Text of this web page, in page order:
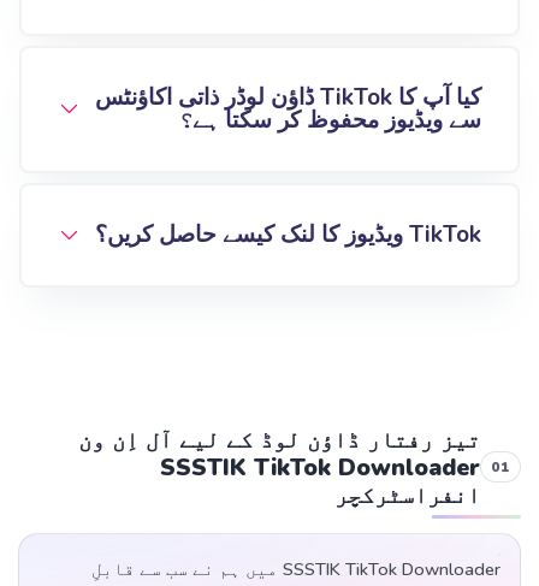
کیا آپ کا TikTok ڈاؤن لوڈر ذاتی اکاؤنٹس
سے ویڈیوز محفوظ کر سکتا ہے؟
TikTok ویڈیوز کا لنک کیسے حاصل کریں؟
تیز رفتار ڈاؤن لوڈ کے لیے آل اِن ون
SSSTIK TikTok Downloader
انفراسٹرکچر
SSSTIK TikTok Downloader میں ہم نے سب سے قابلِ